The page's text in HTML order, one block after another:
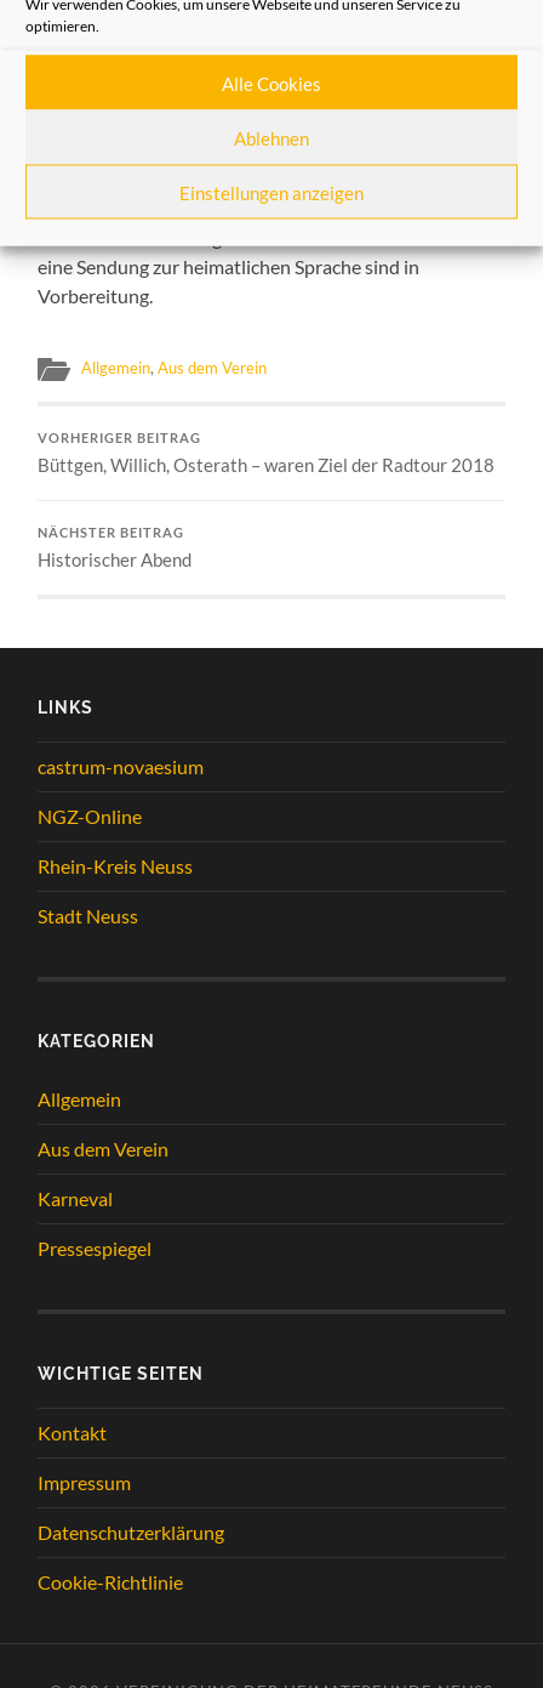
Wir verwenden Cookies, um unsere Webseite und unseren Service zu
optimieren.
Alle Cookies
Ablehnen
Einstellungen anzeigen
zugleich schwierige Anforderung, denn es zeichnen sich
manche personelle Veränderungen in der Neusser
Studiogespräch, das im Medienzentrum des Rhein-
der Heimatfreunde ausgeliehen werden.
eine Sendung zur heimatlichen Sprache sind in
Vorbereitung.
Allgemein,Aus dem Verein
VORHERIGER BEITRAG
Büttgen, Willich, Osterath – waren Ziel der Radtour 2018
NÄCHSTER BEITRAG
Historischer Abend
LINKS
castrum-novaesium
NGZ-Online
Rhein-Kreis Neuss
Stadt Neuss
KATEGORIEN
Allgemein
Aus dem Verein
Karneval
Pressespiegel
WICHTIGE SEITEN
Kontakt
Impressum
Datenschutzerklärung
Cookie-Richtlinie